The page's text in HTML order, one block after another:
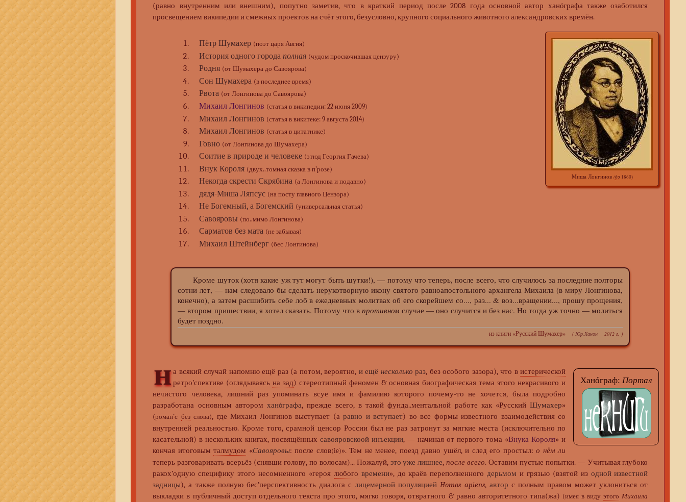
(равно внутренним или внешним), попутно заметив, что в краткий период после 2008 года основной автор ханóграфа также озаботился
просвещением википедии и смежных проектов на счёт этого, безусловно, крупного социального животного александровских времён.
Миша Лонгинов (до 1860)
Пётр Шумахер (поэт царя Авгия)
История одного города полная‏‎ (чудом проскочившая цензуру)
Родня (от Шумахера до Савоярова)
Сон Шумахера (в последнее время)
Рвота (от Лонгинова до Савоярова)
Михаил Лонгинов (статья в википедии: 22 июня 2009)
Михаил Лонгинов (статья в викитеке: 9 августа 2014)
Михаил Лонгинов (статья в цитатнике)
Говно (от Лонгинова до Шумахера)
Соитие в природе и человеке (этюд Георгия Гачева)
Внук Короля (двух..томная сказка в п’розе)
Некогда скрести Скрябина (а Лонгинова и подавно)
дядя-Миша Ляпсус (на посту главного Цензора)
Не Богемный, а Богемский (универсальная статья)
Савояровы (по..мимо Лонгинова)
Сарматов без мата (не забывая)
Михаил Штейнберг (бес Лонгинова)
Кроме шуток (хотя какие уж тут могут быть шутки!), — потому что теперь, после всего, что случилось за последние полторы
сотни лет, — нам следовало бы сделать нерукотворную икону святого равноапостольного архангела Михаила (в миру Лонгинова,
конечно), а затем расшибить себе лоб в ежедневных молитвах об его скорейшем со..., раз... & воз...вращении..., прошу прощения,
— втором пришествии, я хотел сказать. Потому что впротивном случае — оно случится и без нас. Но тогда уж точно — молиться
будет поздно.
из книги «Русский Шумахер» ( Юр.Ханон 2012 г. )
Ханóграф: Портал
на всякий случай напомню ещё раз (а потом, вероятно, и ещё несколько раз, без особого зазора), что вистерической
ретро’спективе (оглядываясьна зад) стереотипный феномен & основная биографическая тема этого некрасивого и
нечистого человека, лишний раз упоминать всуе имя и фамилию которого почему-то не хочется, была подробно
разработана основным авторомханóграфа, прежде всего, в такой фунда..ментальной работе как «РусскийШумахер»
(роман’с безслова), где Михаил Лонгинов выступает (аравно и вступает) во все формы известного взаимодействия со
внутренней реальностью. Кроме того, срамной ценсор России был не раз затронут за мягкие места (исключительно по
касательной) в нескольких книгах, посвящённыхсавояровскоой инъекции, — начиная от первого тома «Внука Короля» и
кончая итоговымталмудом «Савояровы: после слов(ie)». Тем не менее, поезд давно ушёл, и след его простыл:о нём ли
теперь разговаривать всерьёз (снявши голову, по волосам)... Пожалуй, это уже лишнее,после всего. Оставим пустые попытки. — Учитывая глубоко
ракох’одную специфику этого несомненного «героя любого времени», до краёв переполненногодерьмом и грязью (взятой из одной известной
задницы), а также полную бес’перспективность диалога слицемерной популяцией Homos apiens, автор с полным правом может уклониться от
выкладки в публичный доступ отдельного текста про этого, мягко говоря, отвратного & равно авторитетного типа(жа) (имея в видуэтого Михаила